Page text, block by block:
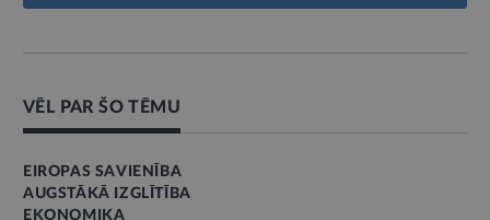
VĒL PAR ŠO TĒMU
EIROPAS SAVIENĪBA
AUGSTĀKĀ IZGLĪTĪBA
EKONOMIKA